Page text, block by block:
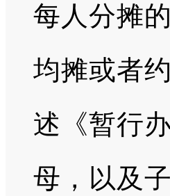
每人分摊
均摊或者
述《暂行
母，以及